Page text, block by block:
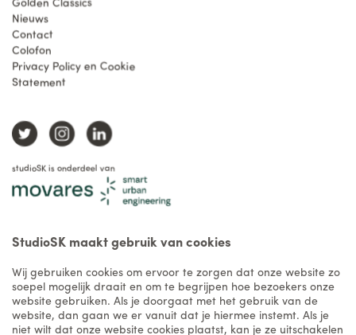
Nieuws
Contact
Colofon
Privacy Policy en Cookie
Statement
studioSK is onderdeel van
StudioSK maakt gebruik van cookies
Wij gebruiken cookies om ervoor te zorgen dat onze website zo
soepel mogelijk draait en om te begrijpen hoe bezoekers onze
website gebruiken. Als je doorgaat met het gebruik van de
website, dan gaan we er vanuit dat je hiermee instemt. Als je
niet wilt dat onze website cookies plaatst, kan je ze uitschakelen